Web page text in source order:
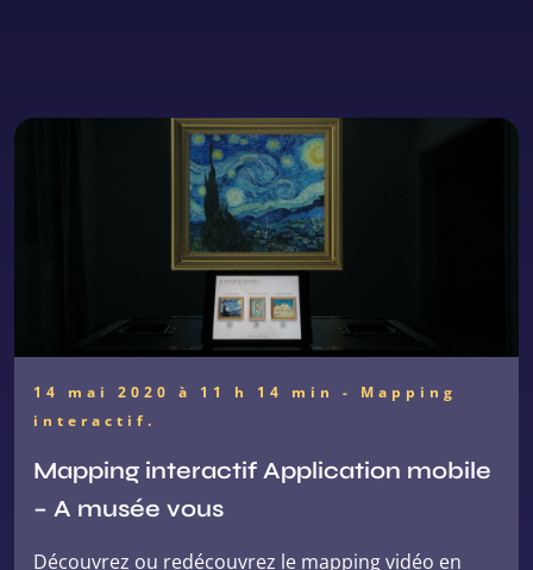
14 mai 2020 à 11 h 14 min
- Mapping
interactif.
Mapping interactif Application mobile
– A musée vous
Découvrez ou redécouvrez le mapping vidéo en